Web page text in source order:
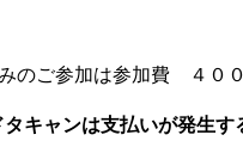
のご参加は参加費 ４０
タキャンは支払いが発生